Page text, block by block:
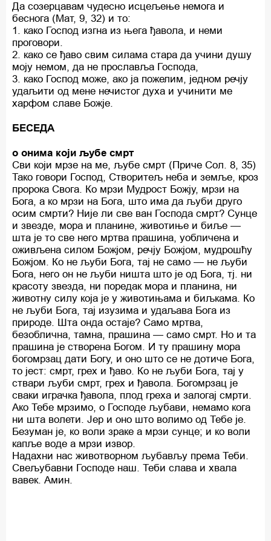
Да созерцавам чудесно исцељење немога и
беснога (Мат, 9, 32) и то:
1. како Господ изгна из њега ђавола, и неми
проговори.
2. како се ђаво свим силама стара да учини душу
моју немом, да не прославља Господа,
3. како Господ може, ако ја пожелим, једном речју
удаљити од мене нечистог духа и учинити ме
харфом славе Божје.
БЕСЕДА
о онима који љубе смрт
Сви који мрзе на ме, љубе смрт (Приче Сол. 8, 35)
Тако говори Господ, Створитељ неба и земље, кроз
пророка Свога. Ко мрзи Мудрост Божју, мрзи на
Бога, а ко мрзи на Бога, што има да љуби друго
осим смрти? Није ли све ван Господа смрт? Сунце
и звезде, мора и планине, животиње и биље —
шта је то све него мртва прашина, уобличена и
оживљена силом Божјом, речју Божјом, мудрошћу
Божјом. Ко не љуби Бога, тај не само — не љуби
Бога, него он не љуби ништа што је од Бога, тј. ни
красоту звезда, ни поредак мора и планина, ни
животну силу која је у животињама и биљкама. Ко
не љуби Бога, тај изузима и удаљава Бога из
природе. Шта онда остаје? Само мртва,
безоблична, тамна, прашина — само смрт. Но и та
прашина је створена Богом. И ту прашину мора
богомрзац дати Богу, и оно што се не дотиче Бога,
то јест: смрт, грех и ђаво. Ко не љуби Бога, тај у
ствари љуби смрт, грех и ђавола. Богомрзац је
сваки играчка ђавола, плод греха и залогај смрти.
Ако Тебе мрзимо, о Господе љубави, немамо кога
ни шта волети. Јер и оно што волимо од Тебе је.
Безуман је, ко воли зраке а мрзи сунце; и ко воли
капље воде а мрзи извор.
Надахни нас животворном љубављу према Теби.
Свељубавни Господе наш. Теби слава и хвала
вавек. Амин.